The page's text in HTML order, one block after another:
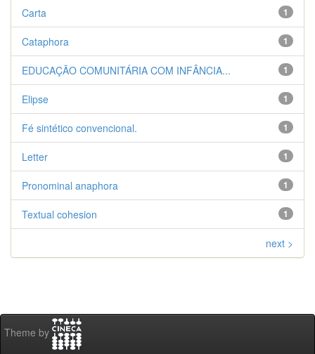
1
Carta
1
Cataphora
1
EDUCAÇÃO COMUNITÁRIA COM INFÂNCIA...
1
Elipse
1
Fé sintético convencional.
1
Letter
1
Pronominal anaphora
1
Textual cohesion
next >
Theme by